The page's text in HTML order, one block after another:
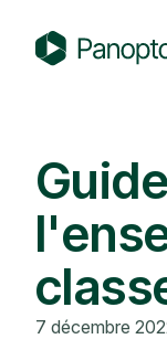
o
p
t
7 décembre